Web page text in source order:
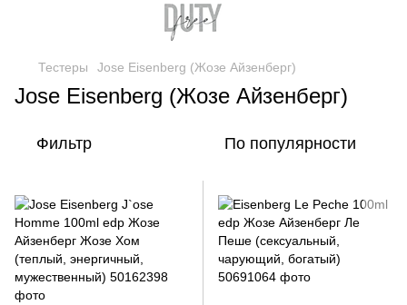
Тестеры Jose Eisenberg (Жозе Айзенберг)
Jose Eisenberg (Жозе Айзенберг)
Фильтр По популярности